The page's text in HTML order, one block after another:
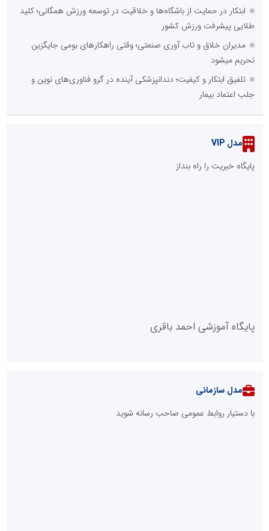
ابتکار در حمایت از باشگاه‌ها و خلاقیت در توسعه ورزش همگانی؛ کلید
طلایی پیشرفت ورزش کشور
مدیران خلاق و تاب آوری صنعتی؛ وقتی راهکارهای بومی جایگزین
تحریم میشود
تلفیق ابتکار و کیفیت؛ دندانپزشکی آینده در گرو فناوری‌های نوین و
جلب اعتماد بیمار
مدل VIP
پایگاه خبریت را راه بنداز
پایگاه آموزشی احمد باقری
مدل سازمانی
با دستیار روابط عمومی صاحب رسانه شوید